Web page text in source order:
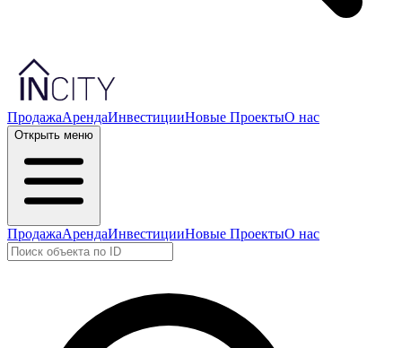
ПродажаАрендаИнвестицииНовые ПроектыО нас
Открыть меню
ПродажаАрендаИнвестицииНовые ПроектыО нас